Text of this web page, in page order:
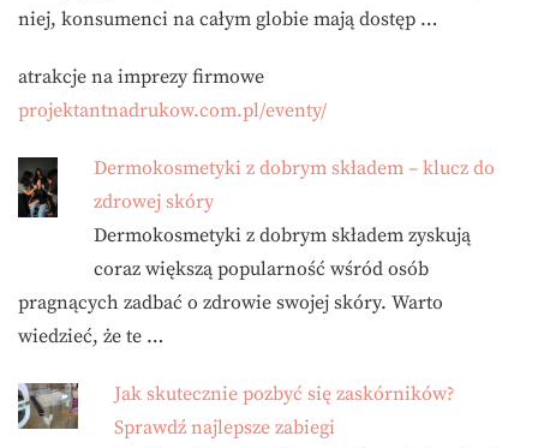
niej, konsumenci na całym globie mają dostęp …
atrakcje na imprezy firmowe
projektantnadrukow.com.pl/eventy/
Dermokosmetyki z dobrym składem – klucz do
zdrowej skóry
Dermokosmetyki z dobrym składem zyskują
coraz większą popularność wśród osób
pragnących zadbać o zdrowie swojej skóry. Warto
wiedzieć, że te …
Jak skutecznie pozbyć się zaskórników?
Sprawdź najlepsze zabiegi